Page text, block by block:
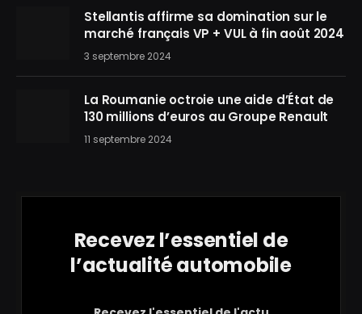
Stellantis affirme sa domination sur le
marché français VP + VUL à fin août 2024
3 septembre 2024
La Roumanie octroie une aide d’État de
130 millions d’euros au Groupe Renault
11 septembre 2024
Recevez l’essentiel de
l’actualité automobile